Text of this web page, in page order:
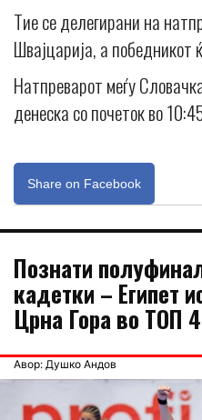
Тие се делегирани на
Швајцарија, а победникот
Натпреварот меѓу
денеска со почеток во
Share on Facebook
Познати
кадетки – Египет
Црна Гора во ТОП 4
Авор: Душко Андов